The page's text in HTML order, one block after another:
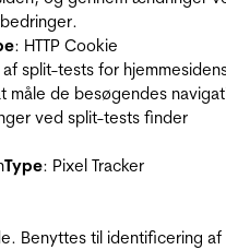
: HTTP Cookie
split-tests for
måle de besøgendes
ved split-tests finder
Type: Pixel Tracker
Benyttes til identificering af